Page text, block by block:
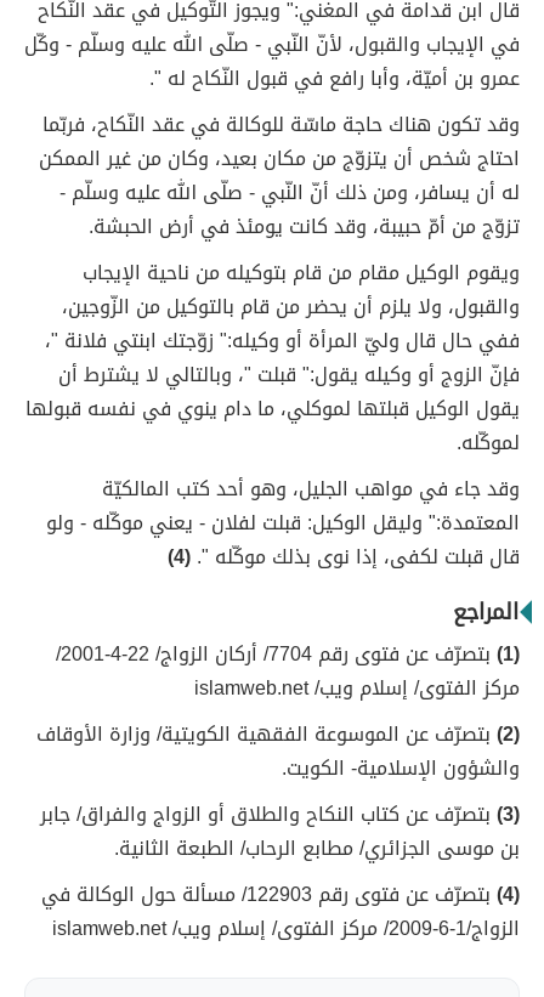
قال ابن قدامة في المغني:" ويجوز التّوكيل في عقد النّكاح
في الإيجاب والقبول، لأنّ النّبي - صلّى الله عليه وسلّم - وكّل
عمرو بن أميّة، وأبا رافع في قبول النّكاح له ".
وقد تكون هناك حاجة ماسّة للوكالة في عقد النّكاح، فربّما
احتاج شخص أن يتزوّج من مكان بعيد، وكان من غير الممكن
له أن يسافر، ومن ذلك أنّ النّبي - صلّى الله عليه وسلّم -
تزوّج من أمّ حبيبة، وقد كانت يومئذ في أرض الحبشة.
ويقوم الوكيل مقام من قام بتوكيله من ناحية الإيجاب
والقبول، ولا يلزم أن يحضر من قام بالتوكيل من الزّوجين،
ففي حال قال وليّ المرأة أو وكيله:" زوّجتك ابنتي فلانة "،
فإنّ الزوج أو وكيله يقول:" قبلت "، وبالتالي لا يشترط أن
يقول الوكيل قبلتها لموكلي، ما دام ينوي في نفسه قبولها
لموكّله.
وقد جاء في مواهب الجليل، وهو أحد كتب المالكيّة
المعتمدة:" وليقل الوكيل: قبلت لفلان - يعني موكّله - ولو
قال قبلت لكفى، إذا نوى بذلك موكّله ".(4)
المراجع
(1)
بتصرّف عن فتوى رقم 7704/ أركان الزواج/ 22-4-2001/
مركز الفتوى/ إسلام ويب/ islamweb.net
(2)
بتصرّف عن الموسوعة الفقهية الكويتية/ وزارة الأوقاف
والشؤون الإسلامية- الكويت.
(3)
بتصرّف عن كتاب النكاح والطلاق أو الزواج والفراق/ جابر
بن موسى الجزائري/ مطابع الرحاب/ الطبعة الثانية.
(4)
بتصرّف عن فتوى رقم 122903/ مسألة حول الوكالة في
الزواج/1-6-2009/ مركز الفتوى/ إسلام ويب/ islamweb.net